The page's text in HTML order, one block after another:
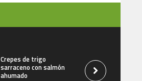
Crepes de trigo
sarraceno con salmón
ahumado